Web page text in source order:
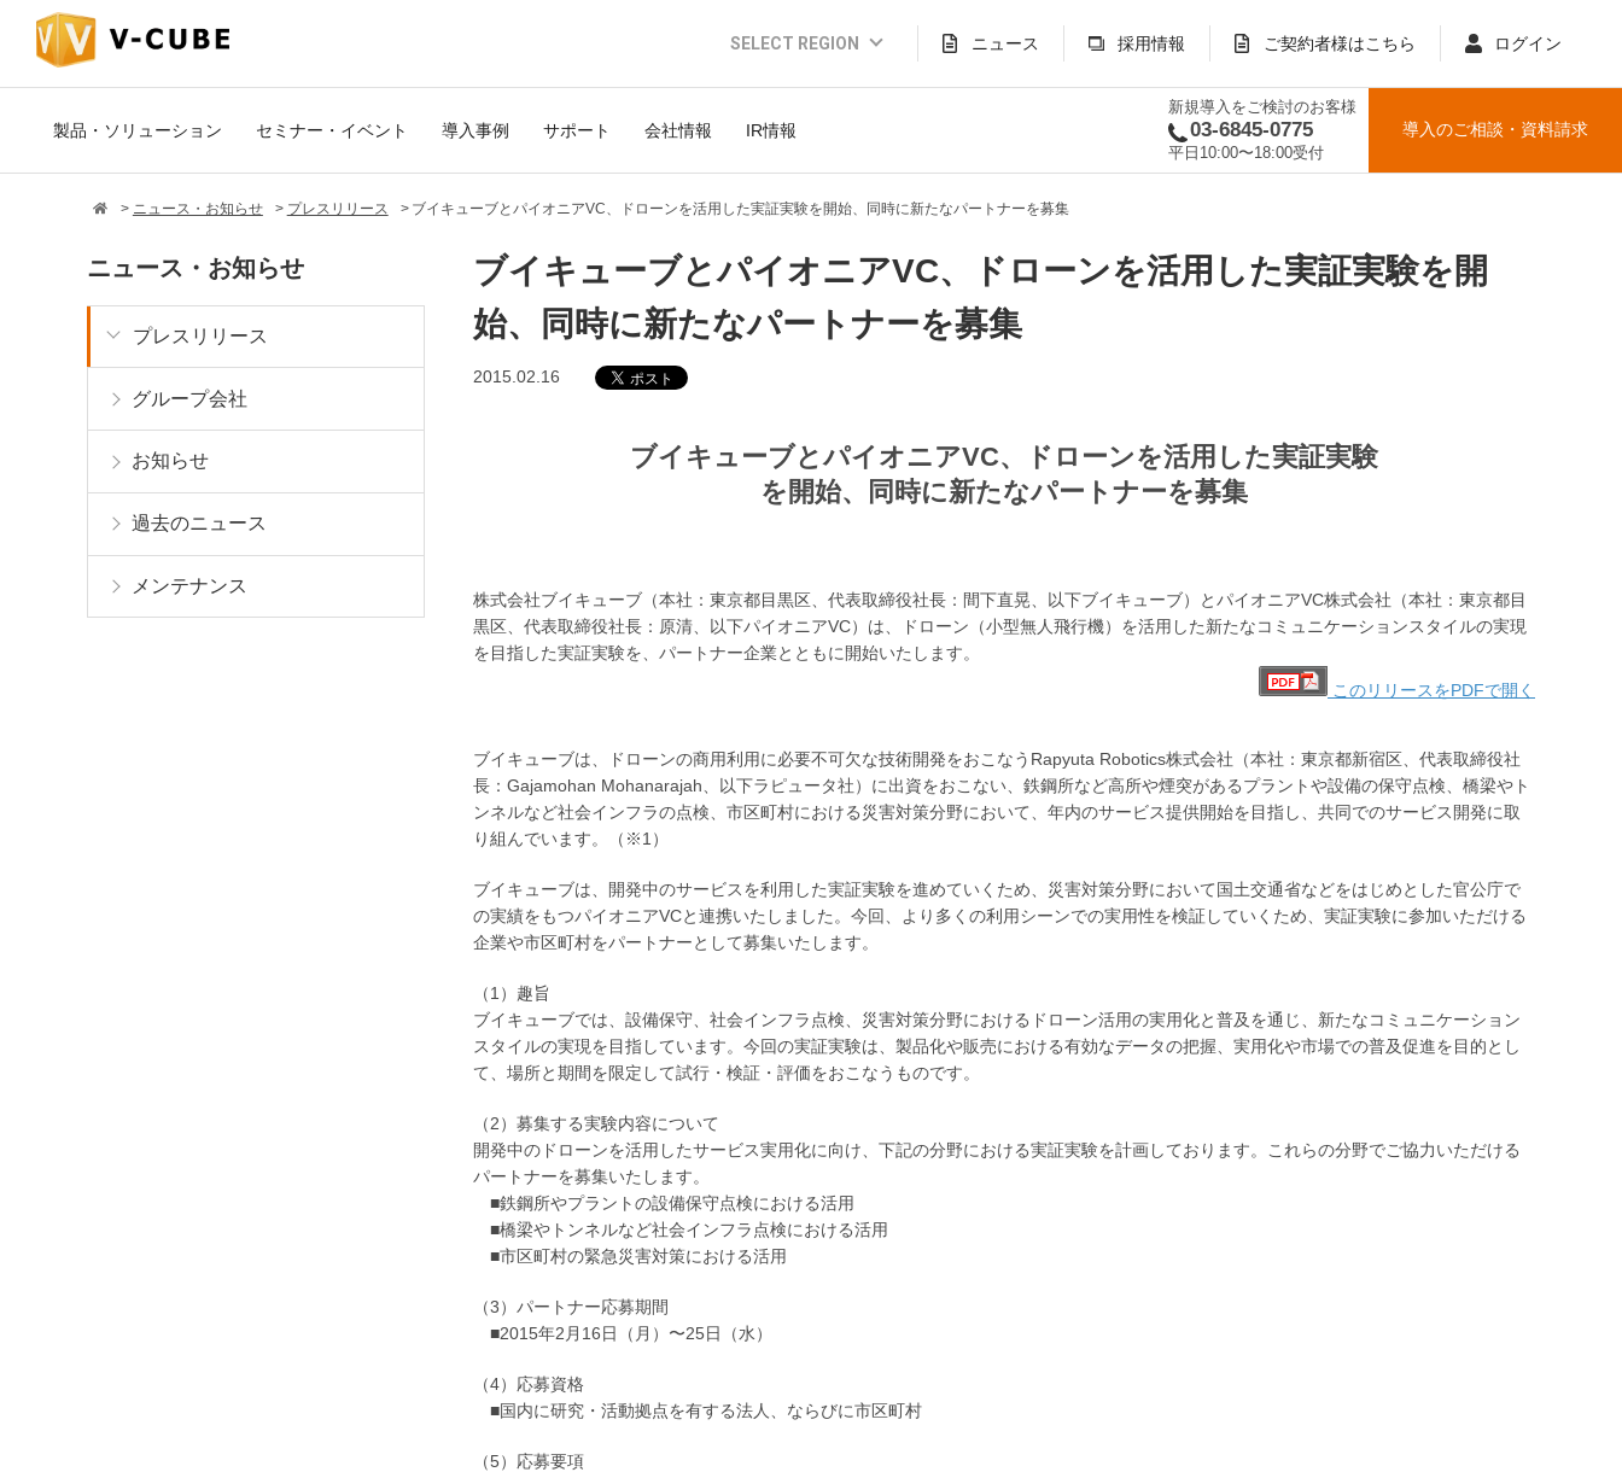
SELECT REGION
Global Website (English)
JAPAN (日本語)
INDONESIA (Bahasa)
TAIWAN(繁體)
ニュース 採用情報 ご契約者様はこちら ログイン
製品・ソリューション セミナー・イベント 導入事例 サポート 会社情報 IR情報
新規導入をご検討のお客様
03-6845-0775
平日10:00〜18:00受付
導入のご相談 ・ 資料請求
ニュース・お知らせ プレスリリース ブイキューブとパイオニアVC、ドローンを活用した実証実験を開始、同時に新たなパートナーを募集
ブイキューブとパイオニアVC、ドローンを活用した実証実験を開
始、同時に新たなパートナーを募集
2015.02.16
ブイキューブとパイオニアVC、ドローンを活用した実証実験
を開始、同時に新たなパートナーを募集
株式会社ブイキューブ（本社：東京都目黒区、代表取締役社長：間下直晃、以下ブイキューブ）とパイオニアVC株式会社（本社：東京都目
黒区、代表取締役社長：原清、以下パイオニアVC）は、ドローン（小型無人飛行機）を活用した新たなコミュニケーションスタイルの実現
を目指した実証実験を、パートナー企業とともに開始いたします。
このリリースをPDFで開く
ブイキューブは、ドローンの商用利用に必要不可欠な技術開発をおこなうRapyuta Robotics株式会社（本社：東京都新宿区、代表取締役社
長：Gajamohan Mohanarajah、以下ラピュータ社）に出資をおこない、鉄鋼所など高所や煙突があるプラントや設備の保守点検、橋梁やト
ンネルなど社会インフラの点検、市区町村における災害対策分野において、年内のサービス提供開始を目指し、共同でのサービス開発に取
り組んでいます。（※1）
ブイキューブは、開発中のサービスを利用した実証実験を進めていくため、災害対策分野において国土交通省などをはじめとした官公庁で
の実績をもつパイオニアVCと連携いたしました。今回、より多くの利用シーンでの実用性を検証していくため、実証実験に参加いただける
企業や市区町村をパートナーとして募集いたします。
（1）趣旨
ブイキューブでは、設備保守、社会インフラ点検、災害対策分野におけるドローン活用の実用化と普及を通じ、新たなコミュニケーション
スタイルの実現を目指しています。今回の実証実験は、製品化や販売における有効なデータの把握、実用化や市場での普及促進を目的とし
て、場所と期間を限定して試行・検証・評価をおこなうものです。
（2）募集する実験内容について
開発中のドローンを活用したサービス実用化に向け、下記の分野における実証実験を計画しております。これらの分野でご協力いただける
パートナーを募集いたします。
■鉄鋼所やプラントの設備保守点検における活用
■橋梁やトンネルなど社会インフラ点検における活用
■市区町村の緊急災害対策における活用
（3）パートナー応募期間
■2015年2月16日（月）〜25日（水）
（4）応募資格
■国内に研究・活動拠点を有する法人、ならびに市区町村
（5）応募要項
ニュース・お知らせ
プレスリリース
グループ会社
お知らせ
過去のニュース
メンテナンス